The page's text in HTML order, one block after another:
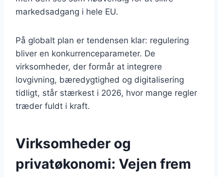
markedsadgang i hele EU.
På globalt plan er tendensen klar: regulering
bliver en konkurrenceparameter. De
virksomheder, der formår at integrere
lovgivning, bæredygtighed og digitalisering
tidligt, står stærkest i 2026, hvor mange regler
træder fuldt i kraft.
Virksomheder og
privatøkonomi: Vejen frem